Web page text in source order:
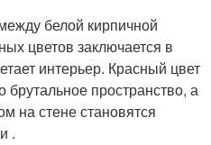
белой кирпичной
цветов заключается в
интерьер. Красный цвет
брутальное пространство, а
на стене становятся
.